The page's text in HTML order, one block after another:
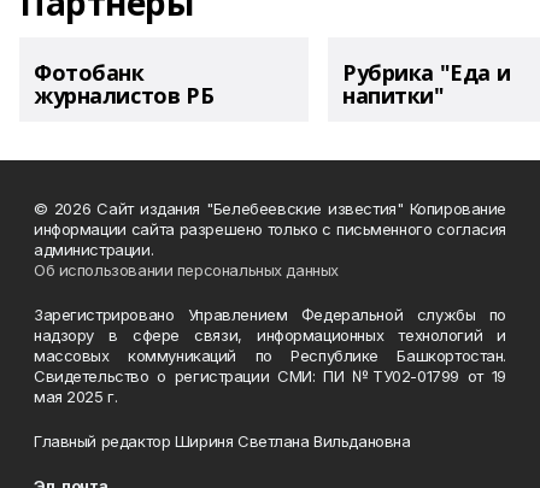
Фотобанк
журналистов РБ
Рубрика "Еда и
напитки"
© 2026 Сайт издания "Белебеевские известия" Копирование
информации сайта разрешено только с письменного согласия
администрации.
Об использовании персональных данных
Зарегистрировано Управлением Федеральной службы по
надзору в сфере связи, информационных технологий и
массовых коммуникаций по Республике Башкортостан.
Свидетельство о регистрации СМИ: ПИ №ТУ02-01799 от 19
мая 2025 г.
Главный редактор Шириня Светлана Вильдановна